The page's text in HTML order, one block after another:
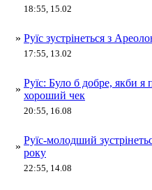
18:55, 15.02
» Руїс зустрінеться з
17:55, 13.02
»
Руїс: Було б добре, якби я
хороший чек
20:55, 16.08
»
Руїс-молодший
року
22:55, 14.08